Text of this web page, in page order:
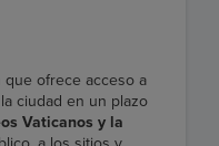
que ofrece acceso a
ciudad en un plazo
Vaticanos y la